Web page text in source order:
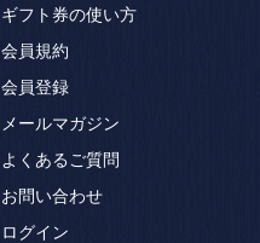
ギフト券の使い方
会員規約
会員登録
メールマガジン
よくあるご質問
お問い合わせ
ログイン